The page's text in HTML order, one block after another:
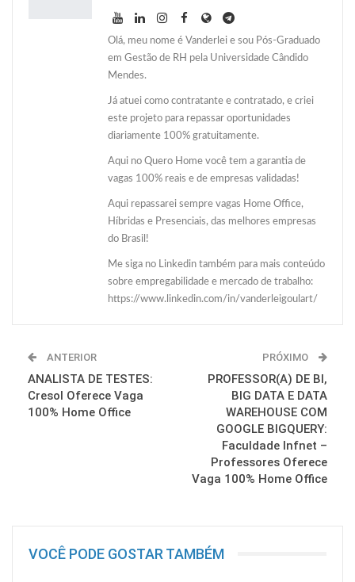
Olá, meu nome é Vanderlei e sou Pós-Graduado
em Gestão de RH pela Universidade Cândido
Mendes.
Já atuei como contratante e contratado, e criei
este projeto para repassar oportunidades
diariamente 100% gratuitamente.
Aqui no Quero Home você tem a garantia de
vagas 100% reais e de empresas validadas!
Aqui repassarei sempre vagas Home Office,
Híbridas e Presenciais, das melhores empresas
do Brasil!
Me siga no Linkedin também para mais conteúdo
sobre empregabilidade e mercado de trabalho:
https://www.linkedin.com/in/vanderleigoulart/
ANTERIOR
ANALISTA DE TESTES:
Cresol Oferece Vaga
100% Home Office
PRÓXIMO
PROFESSOR(A) DE BI,
BIG DATA E DATA
WAREHOUSE COM
GOOGLE BIGQUERY:
Faculdade Infnet –
Professores Oferece
Vaga 100% Home Office
VOCÊ PODE GOSTAR TAMBÉM